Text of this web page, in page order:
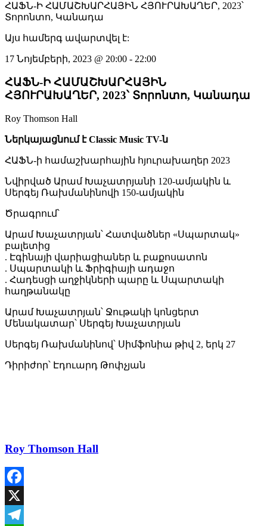
ՀԱՖՆ-Ի ՀԱՄԱՇԽԱՐՀԱՅԻՆ ՀՅՈՒՐԱԽԱՂԵՐ, 2023՝
Տորոնտո, Կանադա
Այս համերգ ավարտվել է:
17 Նոյեմբերի, 2023 @ 20:00 - 22:00
ՀԱՖՆ-Ի ՀԱՄԱՇԽԱՐՀԱՅԻՆ
ՀՅՈՒՐԱԽԱՂԵՐ, 2023՝ Տորոնտո, Կանադա
Roy Thomson Hall
Ներկայացնում է Classic Music TV-ն
ՀԱՖՆ-ի համաշխարհային հյուրախաղեր 2023
Նվիրված Արամ Խաչատրյանի 120-ամյակին և
Սերգեյ Ռախմանինովի 150-ամյակին
Ծրագրում՝
Արամ Խաչատրյան՝ Հատվածներ «Սպարտակ»
բալետից
. Էգինայի վարիացիաներ և բաքոսատոն
. Սպարտակի և Ֆրիգիայի ադաջո
. Հադեսցի աղջիկների պարը և Սպարտակի
հաղթանակը
Արամ Խաչատրյան՝ Ջութակի կոնցերտ
Մենակատար՝ Սերգեյ Խաչատրյան
Սերգեյ Ռախմանինով՝ Սիմֆոնիա թիվ 2, երկ 27
Դիրիժոր՝ Էդուարդ Թոփչյան
Roy Thomson Hall
Facebook
X